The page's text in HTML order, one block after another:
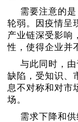
需要注意的
轮弱。因疫情呈
产业链深受影响
性，使得企业并
与此同时，
缺陷，受知识、
息不对称和对市
场。
需求下降和